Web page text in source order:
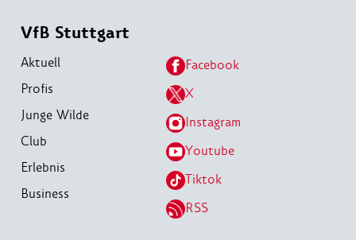
VfB Stuttgart
Aktuell
Profis
Junge Wilde
Club
Erlebnis
Business
Facebook
X
Instagram
Youtube
Tiktok
RSS